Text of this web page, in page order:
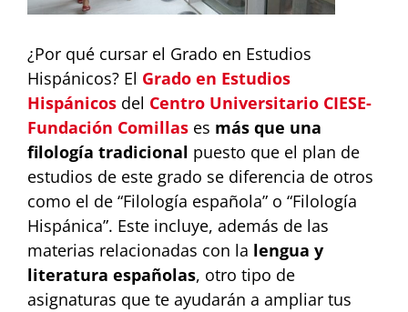
¿Por qué cursar el Grado en Estudios
Hispánicos? El Grado en Estudios
Hispánicos del Centro Universitario CIESE-
Fundación Comillas es más que una
filología tradicional puesto que el plan de
estudios de este grado se diferencia de otros
como el de “Filología española” o “Filología
Hispánica”. Este incluye, además de las
materias relacionadas con la lengua y
literatura españolas, otro tipo de
asignaturas que te ayudarán a ampliar tus